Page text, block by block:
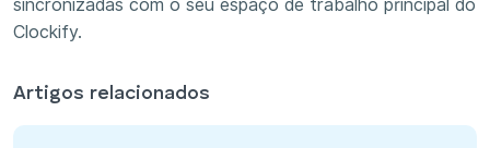
sincronizadas com o seu espaço de trabalho principal do
Clockify.
Artigos relacionados